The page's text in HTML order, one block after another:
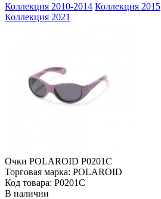
Коллекция 2010-2014 Коллекция 2015
Коллекция 2021
Очки POLAROID P0201C
Торговая марка: POLAROID
Код товара: P0201C
В наличии